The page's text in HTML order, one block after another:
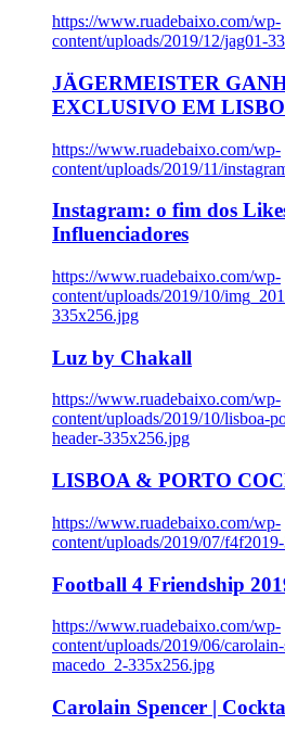
https://www.ruadebaixo.com/wp-
content/uploads/2019/12/jag01-
JÄGERMEISTER
EXCLUSIVO EM
https://www.ruadebaixo.com/wp-
content/uploads/2019/11/
Instagram: o fim dos
Influenciadores
https://www.ruadebaixo.com/wp-
content/uploads/2019/10/
335x256.jpg
Luz by Chakall
https://www.ruadebaixo.com/wp-
content/uploads/2019/10/lisboa-
header-335x256.jpg
LISBOA & PORTO
https://www.ruadebaixo.com/wp-
content/uploads/2019/07/
Football 4 Friendship
https://www.ruadebaixo.com/wp-
content/uploads/2019/06/
macedo_2-335x256.jpg
Carolain Spencer |